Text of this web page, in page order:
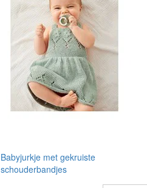
Babyjurkje met gekruiste
schouderbandjes